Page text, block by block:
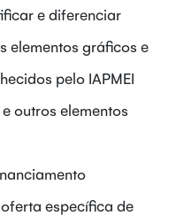
e diferenciar
elementos gráficos e
pelo IAPMEI
outros elementos
específica de